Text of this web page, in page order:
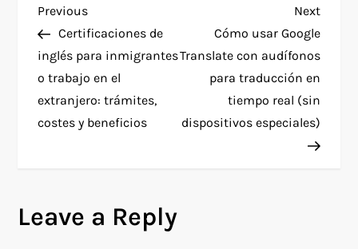
P
o
s
t
a
Previous
Post
Previous
Certificaciones de
inglés para inmigrantes
o trabajo en el
extranjero: trámites,
costes y beneficios
Next
Post
Next
Cómo usar Google
Translate con audífonos
para traducción en
tiempo real (sin
dispositivos especiales)
Leave a Reply